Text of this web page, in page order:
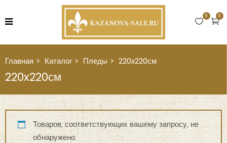
0
0
Главная Каталог Пледы 220x220см
220x220см
Товаров, соответствующих вашему запросу, не
обнаружено.